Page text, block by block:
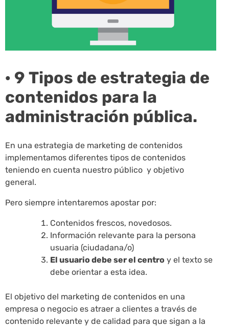
· 9 Tipos de estrategia de
contenidos para la
administración pública.
En una estrategia de marketing de contenidos
implementamos diferentes tipos de contenidos
teniendo en cuenta nuestro público y objetivo
general.
Pero siempre intentaremos apostar por:
Contenidos frescos, novedosos.
Información relevante para la persona
usuaria (ciudadana/o)
El usuario debe ser el centro y el texto se
debe orientar a esta idea.
El objetivo del marketing de contenidos en una
empresa o negocio es atraer a clientes a través de
contenido relevante y de calidad para que sigan a la